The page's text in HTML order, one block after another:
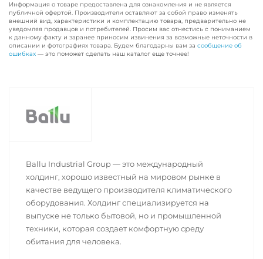
Информация о товаре предоставлена для ознакомления и не является
публичной офертой. Производители оставляют за собой право изменять
внешний вид, характеристики и комплектацию товара, предварительно не
уведомляя продавцов и потребителей. Просим вас отнестись с пониманием
к данному факту и заранее приносим извинения за возможные неточности в
описании и фотографиях товара. Будем благодарны вам за сообщение об
ошибках — это поможет сделать наш каталог еще точнее!
Ballu Industrial Group — это международный
холдинг, хорошо известный на мировом рынке в
качестве ведущего производителя климатического
оборудования. Холдинг специализируется на
выпуске не только бытовой, но и промышленной
техники, которая создает комфортную среду
обитания для человека.